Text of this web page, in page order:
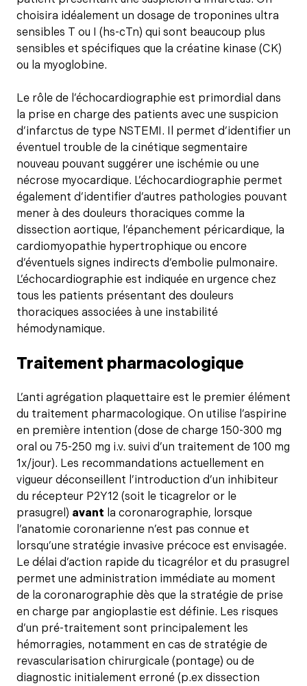
choisira idéalement un dosage de troponines ultra
sensibles T ou I (hs-cTn) qui sont beaucoup plus
sensibles et spécifiques que la créatine kinase (CK)
ou la myoglobine.
Le rôle de l’échocardiographie est primordial dans
la prise en charge des patients avec une suspicion
d’infarctus de type NSTEMI. Il permet d’identifier un
éventuel trouble de la cinétique segmentaire
nouveau pouvant suggérer une ischémie ou une
nécrose myocardique. L’échocardiographie permet
également d’identifier d’autres pathologies pouvant
mener à des douleurs thoraciques comme la
dissection aortique, l’épanchement péricardique, la
cardiomyopathie hypertrophique ou encore
d’éventuels signes indirects d’embolie pulmonaire.
L’échocardiographie est indiquée en urgence chez
tous les patients présentant des douleurs
thoraciques associées à une instabilité
hémodynamique.
Traitement pharmacologique
L’anti agrégation plaquettaire est le premier élément
du traitement pharmacologique. On utilise l’aspirine
en première intention (dose de charge 150-300 mg
oral ou 75-250 mg i.v. suivi d’un traitement de 100 mg
1x/jour). Les recommandations actuellement en
vigueur déconseillent l’introduction d’un inhibiteur
du récepteur P2Y12 (soit le ticagrelor or le
prasugrel) avant la coronarographie, lorsque
l’anatomie coronarienne n’est pas connue et
lorsqu’une stratégie invasive précoce est envisagée.
Le délai d’action rapide du ticagrélor et du prasugrel
permet une administration immédiate au moment
de la coronarographie dès que la stratégie de prise
en charge par angioplastie est définie. Les risques
d’un pré-traitement sont principalement les
hémorragies, notamment en cas de stratégie de
revascularisation chirurgicale (pontage) ou de
diagnostic initialement erroné (p.ex dissection